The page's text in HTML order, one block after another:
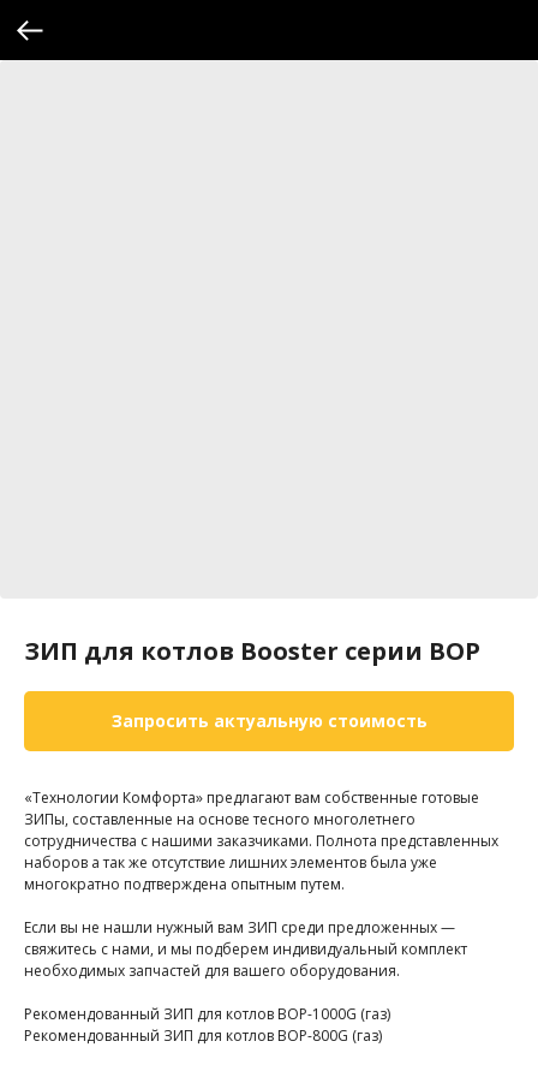
ЗИП для котлов Booster серии BOP
Запросить актуальную стоимость
«Технологии Комфорта» предлагают вам собственные готовые
ЗИПы, составленные на основе тесного многолетнего
сотрудничества с нашими заказчиками. Полнота представленных
наборов а так же отсутствие лишних элементов была уже
многократно подтверждена опытным путем.
Если вы не нашли нужный вам ЗИП среди предложенных —
свяжитесь с нами, и мы подберем индивидуальный комплект
необходимых запчастей для вашего оборудования.
Рекомендованный ЗИП для котлов BOP-1000G (газ)
Рекомендованный ЗИП для котлов BOP-800G (газ)